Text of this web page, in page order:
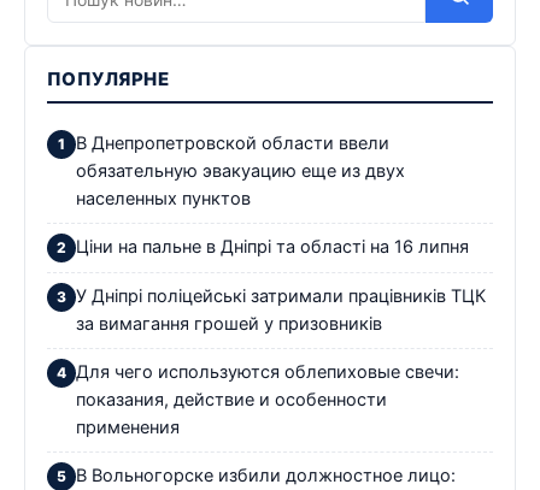
ПОПУЛЯРНЕ
В Днепропетровской области ввели
обязательную эвакуацию еще из двух
населенных пунктов
Ціни на пальне в Дніпрі та області на 16 липня
У Дніпрі поліцейські затримали працівників ТЦК
за вимагання грошей у призовників
Для чего используются облепиховые свечи:
показания, действие и особенности
применения
В Вольногорске избили должностное лицо: